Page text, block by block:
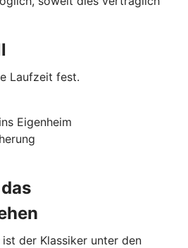
Laufzeit fest.
Eigenheim
der Klassiker unter den